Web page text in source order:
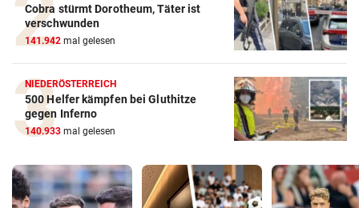
Cobra stürmt Dorotheum, Täter ist
verschwunden
141.942 mal gelesen
NIEDERÖSTERREICH
500 Helfer kämpfen bei Gluthitze
gegen Inferno
140.933 mal gelesen